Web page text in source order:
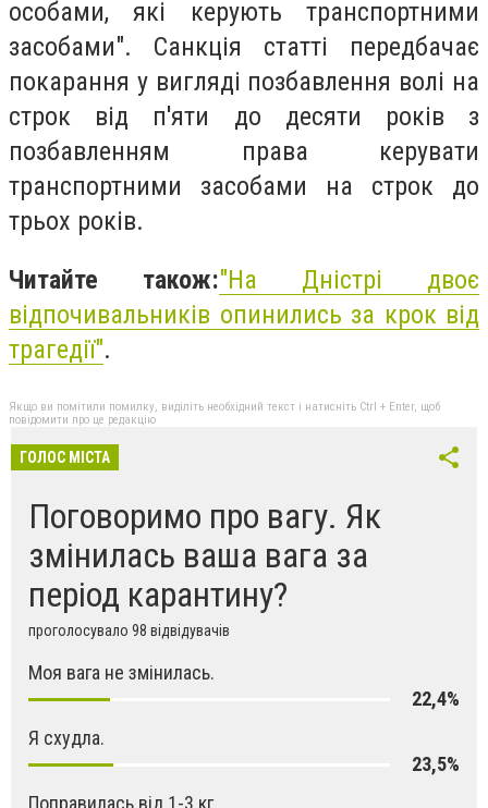
особами, які керують транспортними
засобами". Санкція статті передбачає
покарання у вигляді позбавлення волі на
строк від п'яти до десяти років з
позбавленням права керувати
транспортними засобами на строк до
трьох років.
Читайте також:"На Дністрі двоє
відпочивальників опинились за крок від
трагедії".
Якщо ви помітили помилку, виділіть необхідний текст і натисніть Ctrl + Enter, щоб
повідомити про це редакцію
ГОЛОС МІСТА
Поговоримо про вагу. Як
змінилась ваша вага за
період карантину?
проголосувало 98 відвідувачів
Моя вага не змінилась.
22,4%
Я схудла.
23,5%